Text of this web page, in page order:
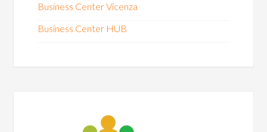
Business Center Vicenza
Business Center HUB